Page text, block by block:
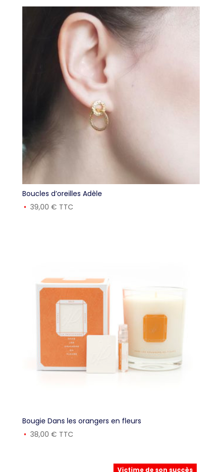
Boucles d’oreilles Adèle
39,00 € TTC
Bougie Dans les orangers en fleurs
38,00 € TTC
Victime de son succès